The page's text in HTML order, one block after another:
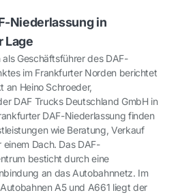
Niederlassung in
Lage
als Geschäftsführer des DAF-
im Frankfurter Norden berichtet
an Heino Schroeder,
DAF Trucks Deutschland GmbH in
DAF-Niederlassung finden
wie Beratung, Verkauf
Dach. Das DAF-
besticht durch eine
an das Autobahnnetz. Im
A5 und A661 liegt der